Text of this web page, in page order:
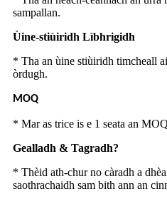
sampallan.
Ùine-stiùiridh Lìbhrigidh
* Tha an ùine stiùiridh timcheall
òrdugh.
MOQ
* Mar as trice is e 1 seata an
Gealladh & Tagradh?
* Thèid ath-chur no càradh a
saothrachaidh sam bith ann an